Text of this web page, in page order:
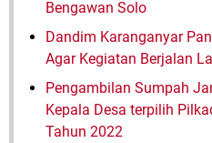
Bengawan Solo
Dandim Karanganyar
Agar Kegiatan Berjalan
Pengambilan Sumpah
Kepala Desa terpilih
Tahun 2022